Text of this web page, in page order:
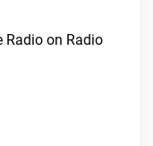
Radio on Radio